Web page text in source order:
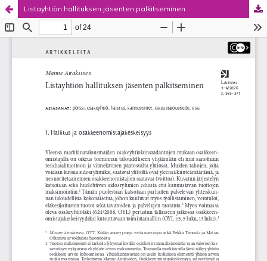
Listayhtiön hallituksen jäsenten palkitseminen
Palvelua ylläpitää Tieteellisten seurain valtuuskunta.